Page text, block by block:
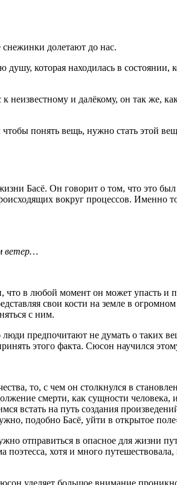
снежинки долетают до нас.
которая находилась в состоянии,
неизвестному и далёкому, он так же,
понять вещь, нужно стать этой
Басё. Он говорит о том, что это
вокруг процессов.
ветер…
в любой момент он может упасть и
свои кости на земле в
с ним.
предпочитают не думать о таких
этого факта. Сюсон научился
то, с чем он столкнулся в
смерти, как сущности
встать на путь создания
подобно Басё, уйти в открытое
отправиться в опасное для жизни
хотя и много